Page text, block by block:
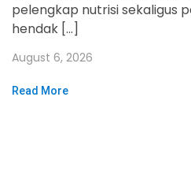
pelengkap nutrisi sekaligus
hendak […]
August 6, 2026
Read More